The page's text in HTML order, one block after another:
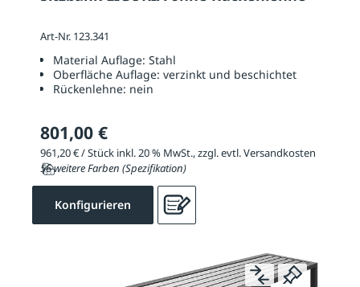
Art-Nr. 123.341
Material Auflage: Stahl
Oberfläche Auflage: verzinkt und beschichtet
Rückenlehne: nein
801,00 €
961,20 € / Stück inkl. 20 % MwSt., zzgl. evtl. Versandkosten
56 weitere Farben (Spezifikation)
Konfigurieren